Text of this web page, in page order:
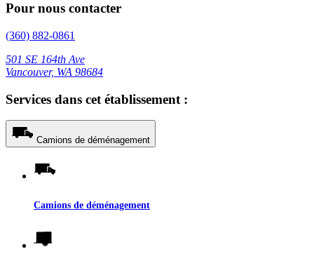
Pour nous contacter
(360) 882-0861
501 SE 164th Ave
Vancouver, WA 98684
Services dans cet établissement :
Camions de déménagement
Camions de déménagement